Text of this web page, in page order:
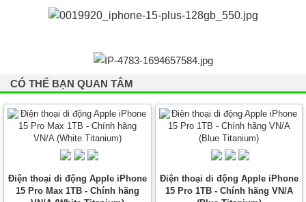
CÓ THỂ BẠN QUAN TÂM
Điện thoại di động Apple iPhone
15 Pro Max 1TB - Chính hãng
Điện thoại di động Apple iPhone
15 Pro 1TB - Chính hãng VN/A